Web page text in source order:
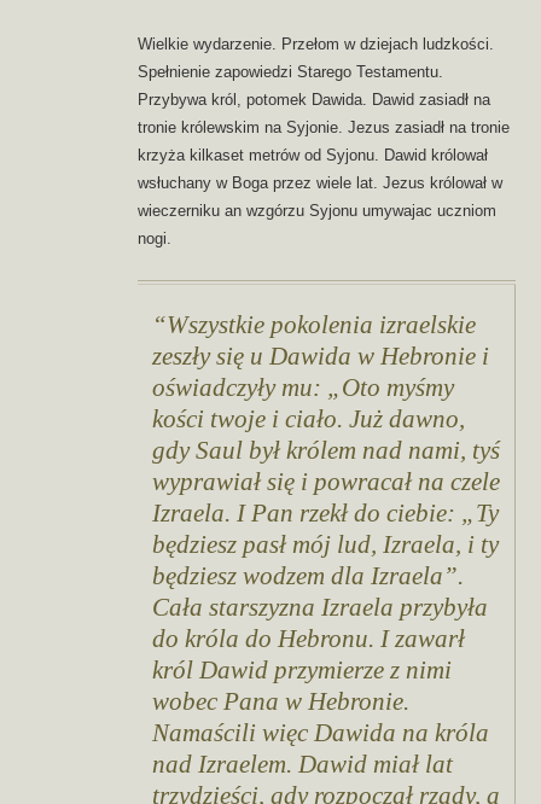
Wielkie wydarzenie. Przełom w dziejach ludzkości.
Spełnienie zapowiedzi Starego Testamentu.
Przybywa król, potomek Dawida. Dawid zasiadł na
tronie królewskim na Syjonie. Jezus zasiadł na tronie
krzyża kilkaset metrów od Syjonu. Dawid królował
wsłuchany w Boga przez wiele lat. Jezus królował w
wieczerniku an wzgórzu Syjonu umywajac uczniom
nogi.
Wszystkie pokolenia izraelskie
zeszły się u Dawida w Hebronie i
oświadczyły mu: „Oto myśmy
kości twoje i ciało. Już dawno,
gdy Saul był królem nad nami, tyś
wyprawiał się i powracał na czele
Izraela. I Pan rzekł do ciebie: „Ty
będziesz pasł mój lud, Izraela, i ty
będziesz wodzem dla Izraela”.
Cała starszyzna Izraela przybyła
do króla do Hebronu. I zawarł
król Dawid przymierze z nimi
wobec Pana w Hebronie.
Namaścili więc Dawida na króla
nad Izraelem. Dawid miał lat
trzydzieści, gdy rozpoczął rządy, a